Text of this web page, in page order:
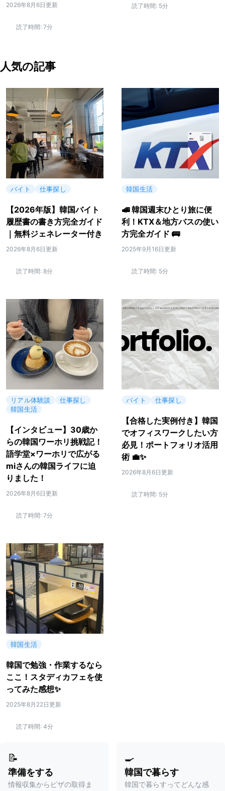
2026年8月6日更新
読了時間: 7分
読了時間: 5分
人気の記事
バイト 仕事探し
【2026年版】韓国バイト
履歴書の書き方完全ガイド
｜無料ジェネレーター付き
2026年8月6日更新
読了時間: 8分
韓国生活
🚅 韓国週末ひとり旅に便
利！KTX＆地方バスの使い
方完全ガイド 🚌
2025年9月16日更新
読了時間: 5分
リアル体験談
仕事探し
韓国生活
【インタビュー】30歳か
らの韓国ワーホリ挑戦記！
語学堂×ワーホリで広がる
miさんの韓国ライフに迫
りました！
2026年8月6日更新
読了時間: 7分
バイト 仕事探し
【合格した実例付き】韓国
でオフィスワークしたい方
必見！ポートフォリオ活用
術 💼✨
2026年8月6日更新
読了時間: 5分
韓国生活
韓国で勉強・作業するなら
ここ！スタディカフェを使
ってみた感想✨
2025年8月22日更新
読了時間: 4分
📝
準備をする
情報収集からビザの取得ま
🍳
韓国で暮らす
韓国で暮らすってどんな感